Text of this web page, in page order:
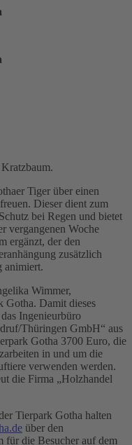
Tiger über einen
Dieser dient zum
bei Regen und bietet
vergangenen Woche
ergänzt, der den
zusätzlich
animiert.
Wimmer,
Gotha. Damit dieses
Ingenieurbüro
Thüringen GmbH“ aus
Gotha 3700 Euro, die
in und um die
verwenden werden.
die Firma „Holzhandel
Tierpark Gotha halten
über den
für die Besucher auf dem